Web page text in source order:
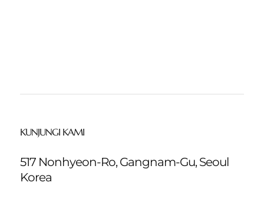
KUNJUNGI KAMI
517 Nonhyeon-Ro, Gangnam-Gu, Seoul
Korea